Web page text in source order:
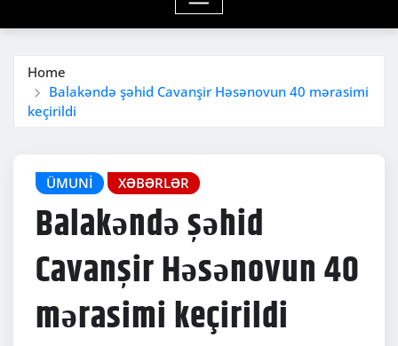
Home
Balakəndə şəhid Cavanşir Həsənovun 40 mərasimi
keçirildi
ÜMUNI XƏBƏRLƏR
Balakəndə şəhid
Cavanşir Həsənovun 40
mərasimi keçirildi